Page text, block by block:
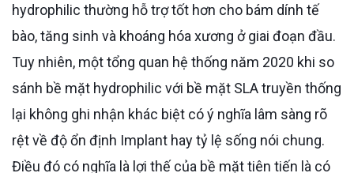
hydrophilic thường hỗ trợ tốt hơn cho bám dính tế
bào, tăng sinh và khoáng hóa xương ở giai đoạn đầu.
Tuy nhiên, một tổng quan hệ thống năm 2020 khi so
sánh bề mặt hydrophilic với bề mặt SLA truyền thống
lại không ghi nhận khác biệt có ý nghĩa lâm sàng rõ
rệt về độ ổn định Implant hay tỷ lệ sống nói chung.
Điều đó có nghĩa là lợi thế của bề mặt tiên tiến là có